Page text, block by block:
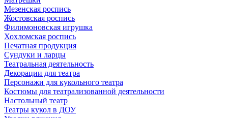
Мезенская роспись
Жостовская роспись
Филимоновская игрушка
Хохломская роспись
Печатная продукция
Сундуки и ларцы
Театральная деятельность
Декорации для театра
Персонажи для кукольного театра
Костюмы для театрализованной деятельности
Настольный театр
Театры кукол в ДОУ